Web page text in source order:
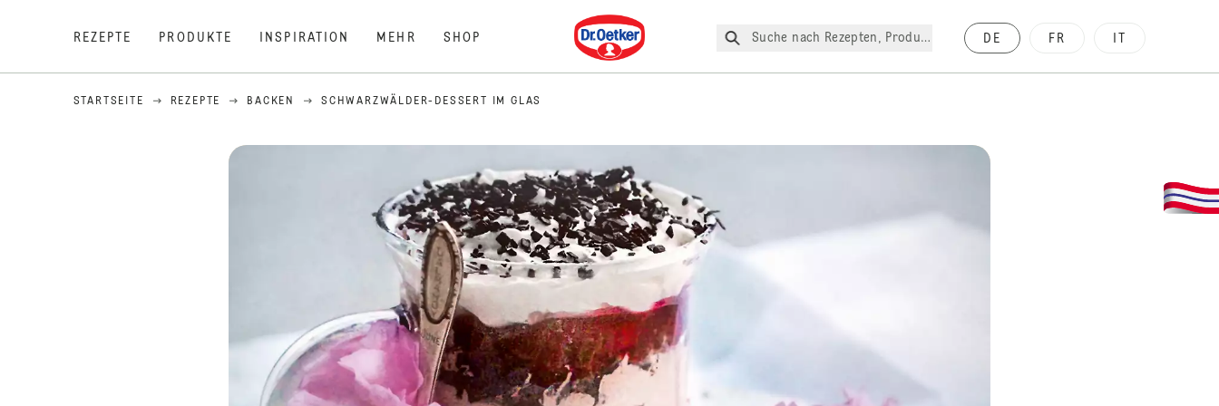
REZEPTE PRODUKTE INSPIRATION MEHR SHOP
Dr. Oetker
Suche nach Rezepten, Produkte, etc. DE FR
STARTSEITE REZEPTE BACKEN SCHWARZWÄLDER-DESSERT IM GLAS